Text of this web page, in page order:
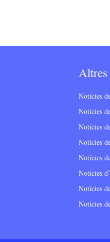
Notícies
Notícies
Notícies
Notícies
Notícies
Notícies
Notícies
Notícies